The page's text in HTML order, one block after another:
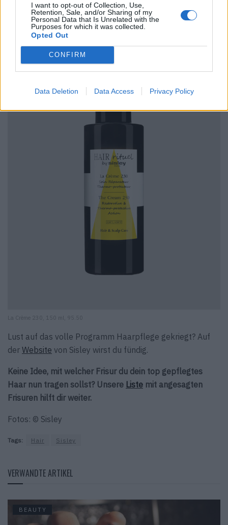
I want to opt-out of Collection, Use,
Retention, Sale, and/or Sharing of my
Personal Data that Is Unrelated with the
Purposes for which it was collected.
Opted Out
CONFIRM
Data Deletion Data Access Privacy Policy
Huile Précieuse Cheveux, 100 ml, 104.50
La Crème 230, 150 ml, 95.50
Lust auf das volle Programm Haarpflege gekriegt? Auf
der Website von Sisley wirst du fündig.
Keine Idee, mit welcher Frisur du dein top gepflegtes
Haar nun tragen sollst? Unsere Liste mit angesagten
Frisuren hilft dir weiter.
Fotos: © Sisley
Tags: Hair Sisley
VERWANDTE ARTIKEL
BEAUTY